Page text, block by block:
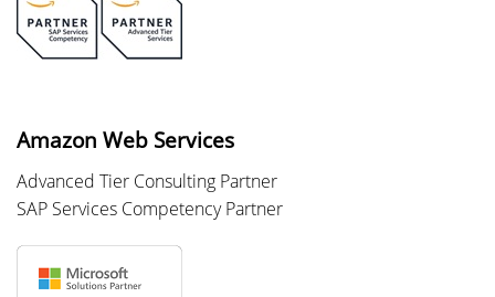
Amazon Web Services
Advanced Tier Consulting Partner
SAP Services Competency Partner